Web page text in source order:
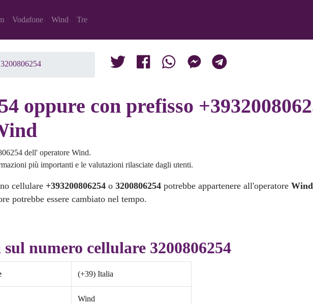
Vodafone Wind Tre
3200806254
oppure con prefisso
dell' operatore Wind.
più importanti e le valutazioni rilasciate dagli utenti.
cellulare +393200806254 o3200806254 potrebbe appartenere all'operatoreWind
potrebbe essere cambiato nel tempo.
numero cellulare 3200806254
(+39) Italia
Wind